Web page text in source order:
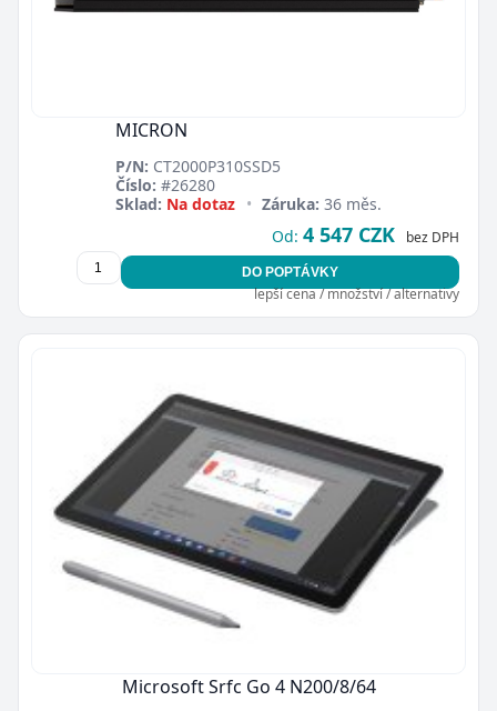
MICRON
P/N: CT2000P310SSD5
Číslo: #26280
Sklad: Na dotaz • Záruka: 36 měs.
Od: 4 547 CZK bez DPH
DO POPTÁVKY
lepší cena / množství / alternativy
Microsoft Srfc Go 4 N200/8/64